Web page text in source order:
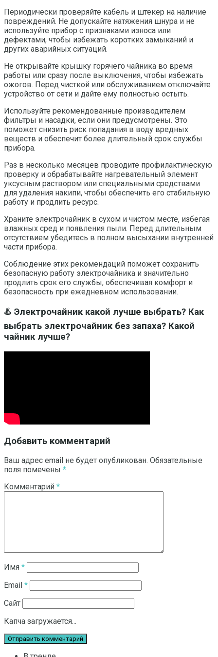
Периодически проверяйте кабель и штекер на наличие
повреждений. Не допускайте натяжения шнура и не
используйте прибор с признаками износа или
дефектами, чтобы избежать коротких замыканий и
других аварийных ситуаций.
Не открывайте крышку горячего чайника во время
работы или сразу после выключения, чтобы избежать
ожогов. Перед чисткой или обслуживанием отключайте
устройство от сети и дайте ему полностью остыть.
Используйте рекомендованные производителем
фильтры и насадки, если они предусмотрены. Это
поможет снизить риск попадания в воду вредных
веществ и обеспечит более длительный срок службы
прибора.
Раз в несколько месяцев проводите профилактическую
проверку и обрабатывайте нагревательный элемент
уксусным раствором или специальными средствами
для удаления накипи, чтобы обеспечить его стабильную
работу и продлить ресурс.
Храните электрочайник в сухом и чистом месте, избегая
влажных сред и появления пыли. Перед длительным
отсутствием убедитесь в полном высыхании внутренней
части прибора.
Соблюдение этих рекомендаций поможет сохранить
безопасную работу электрочайника и значительно
продлить срок его службы, обеспечивая комфорт и
безопасность при ежедневном использовании.
♨️ Электрочайник какой лучше выбрать? Как
выбрать электрочайник без запаха? Какой
чайник лучше?
Добавить комментарий
Ваш адрес email не будет опубликован. Обязательные
поля помечены *
Комментарий *
Имя *
Email *
Сайт
Капча загружается...